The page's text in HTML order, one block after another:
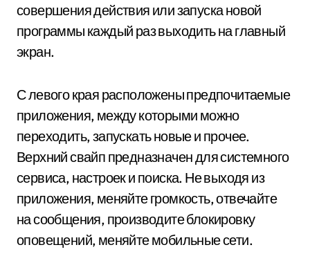
совершения действия или запуска новой
программы каждый раз выходить на главный
экран.
С левого края расположены предпочитаемые
приложения, между которыми можно
переходить, запускать новые и прочее.
Верхний свайп предназначен для системного
сервиса, настроек и поиска. Не выходя из
приложения, меняйте громкость, отвечайте
на сообщения, производите блокировку
оповещений, меняйте мобильные сети.